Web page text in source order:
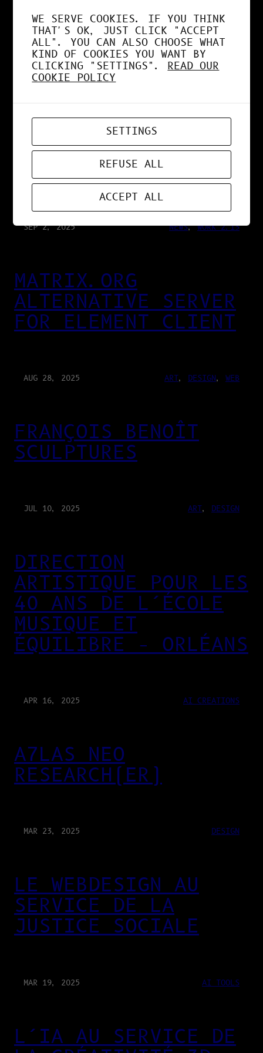
SEP 25, 2025 RESEARCH 2.13
IA VS HUMAIN : LA
VÉRITÉ SUR LA
CONSOMMATION
ÉNERGÉTIQUE
SEP 2, 2025 NEWS, WORK 2.13
MATRIX.ORG
ALTERNATIVE SERVER
FOR ELEMENT CLIENT
AUG 28, 2025 ART, DESIGN, WEB
FRANÇOIS BENOÎT
SCULPTURES
JUL 10, 2025 ART, DESIGN
DIRECTION
ARTISTIQUE POUR LES
40 ANS DE L’ÉCOLE
MUSIQUE ET
ÉQUILIBRE – ORLÉANS
APR 16, 2025 AI CREATIONS
A7LAS NEO
RESEARCH(ER)
MAR 23, 2025 DESIGN
LE WEBDESIGN AU
SERVICE DE LA
JUSTICE SOCIALE
MAR 19, 2025 AI TOOLS
L’IA AU SERVICE DE
WE SERVE COOKIES. IF YOU THINK
THAT'S OK, JUST CLICK "ACCEPT
ALL". YOU CAN ALSO CHOOSE WHAT
KIND OF COOKIES YOU WANT BY
CLICKING "SETTINGS". READ OUR
COOKIE POLICY
SETTINGS
REFUSE ALL
ACCEPT ALL